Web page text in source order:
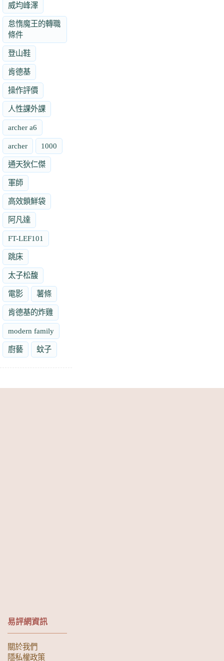
威均峰澤
怠惰魔王的轉職
條件
登山鞋
肯德基
操作評價
人性課外課
archer a6
archer 1000
通天狄仁傑
軍師
高效鎖鮮袋
阿凡達
FT-LEF101
跳床
太子松馥
電影 薯條
肯德基的炸雞
modern family
廚藝 蚊子
易評網資訊
關於我們
隱私權政策